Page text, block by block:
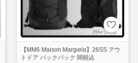
【MM6 Maison Margiela】26SS アウ
トドア バックパック 関税込